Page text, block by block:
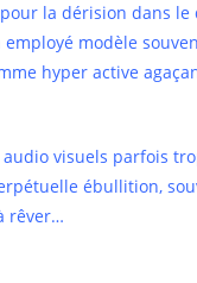
la dérision dans
employé modèle
hyper active
visuels parfois
ébullition,
rêver…